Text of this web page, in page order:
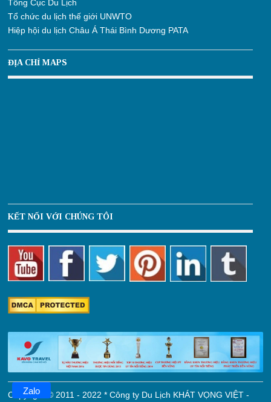
Tổng Cục Du Lịch
Tổ chức du lịch thế giới UNWTO
Hiệp hội du lịch Châu Á Thái Bình Dương PATA
ĐỊA CHỈ MAPS
KẾT NỐI VỚI CHÚNG TÔI
Copyright © 2011 - 2022 * Công ty Du Lịch KHÁT VỌNG VIỆT -
Zalo